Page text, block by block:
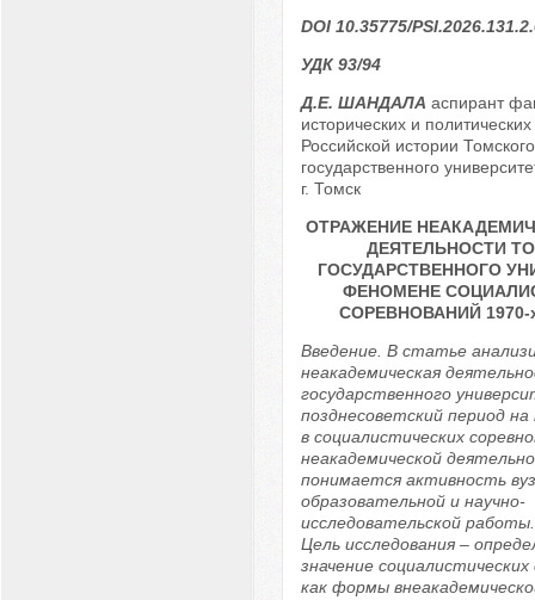
DOI 10.35775/
УДК 93/94
Д.Е. ШАНДАЛА аспирант
исторических и
Российской истории Томского
государственного
г. Томск
ОТРАЖЕНИЕ
ДЕЯТЕЛЬНОСТИ
ГОСУДАРСТВЕННОГО
ФЕНОМЕНЕ
СОРЕВНОВАНИЙ 1970-х
Введение. В статье
неакадемическая
государственного
позднесоветский период
в социалистических
неакадемической
понимается активность
образовательной и научно-
исследовательской
Цель исследования –
значение социалистических
как формы